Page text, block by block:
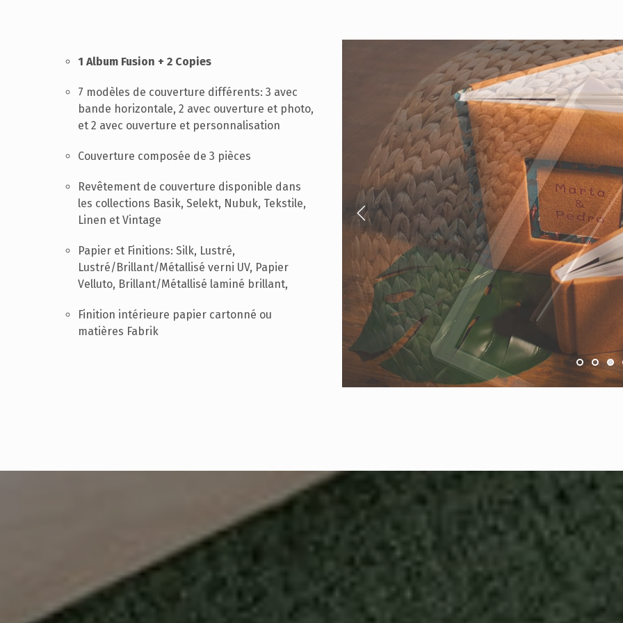
1 Album Fusion + 2 Copies
7 modèles de couverture différents: 3 avec
bande horizontale, 2 avec ouverture et photo,
et 2 avec ouverture et personnalisation
Couverture composée de 3 pièces
Revêtement de couverture disponible dans
les collections Basik, Selekt, Nubuk, Tekstile,
Linen et Vintage
Papier et Finitions: Silk, Lustré,
Lustré/Brillant/Métallisé verni UV, Papier
Velluto, Brillant/Métallisé laminé brillant,
Finition intérieure papier cartonné ou
matières Fabrik
Previous